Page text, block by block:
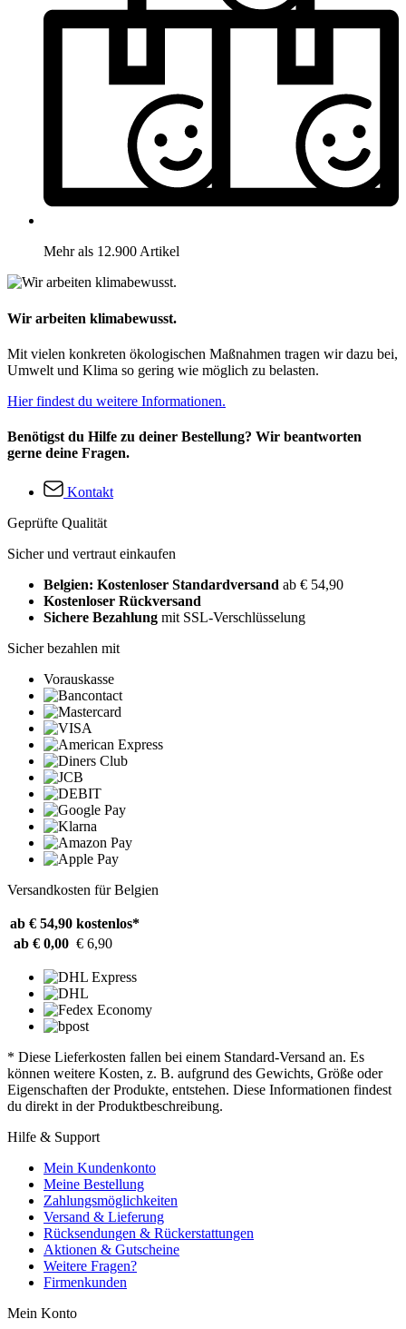
Mehr als 12.900 Artikel
Wir arbeiten klimabewusst.
Mit vielen konkreten ökologischen Maßnahmen tragen wir dazu bei,
Umwelt und Klima so gering wie möglich zu belasten.
Hier findest du weitere Informationen.
Benötigst du Hilfe zu deiner Bestellung? Wir beantworten
gerne deine Fragen.
Kontakt
Geprüfte Qualität
Sicher und vertraut einkaufen
Belgien: Kostenloser Standardversand ab € 54,90
Kostenloser Rückversand
Sichere Bezahlung mit SSL-Verschlüsselung
Sicher bezahlen mit
Vorauskasse
Versandkosten für Belgien
ab € 54,90 kostenlos*
ab € 0,00 € 6,90
* Diese Lieferkosten fallen bei einem Standard-Versand an. Es
können weitere Kosten, z. B. aufgrund des Gewichts, Größe oder
Eigenschaften der Produkte, entstehen. Diese Informationen findest
du direkt in der Produktbeschreibung.
Hilfe & Support
Mein Kundenkonto
Meine Bestellung
Zahlungsmöglichkeiten
Versand & Lieferung
Rücksendungen & Rückerstattungen
Aktionen & Gutscheine
Weitere Fragen?
Firmenkunden
Mein Konto